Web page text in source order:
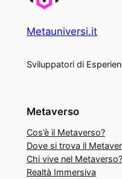
Metauniversi.it
Sviluppatori di
Metaverso
Cos’è il Metaverso?
Dove si trova il
Chi vive nel Metaverso?
Realtà Immersiva